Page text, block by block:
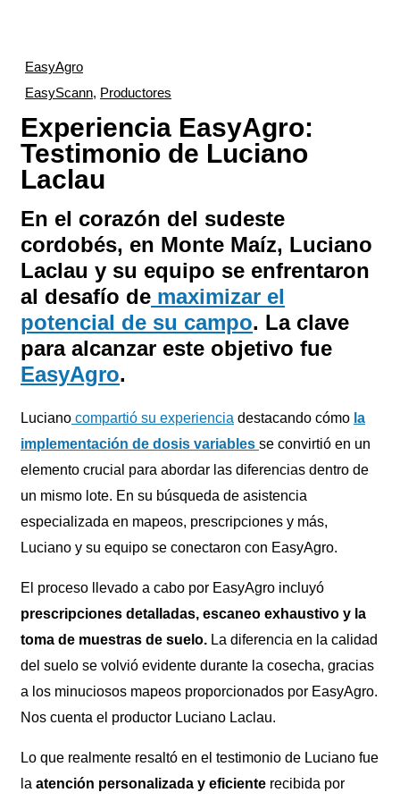
EasyAgro
EasyScann, Productores
Experiencia EasyAgro:
Testimonio de Luciano
Laclau
En el corazón del sudeste
cordobés, en Monte Maíz, Luciano
Laclau y su equipo se enfrentaron
al desafío de maximizar el
potencial de su campo. La clave
para alcanzar este objetivo fue
EasyAgro.
Luciano compartió su experiencia destacando cómo la
implementación de dosis variables se convirtió en un
elemento crucial para abordar las diferencias dentro de
un mismo lote. En su búsqueda de asistencia
especializada en mapeos, prescripciones y más,
Luciano y su equipo se conectaron con EasyAgro.
El proceso llevado a cabo por EasyAgro incluyó
prescripciones detalladas, escaneo exhaustivo y la
toma de muestras de suelo. La diferencia en la calidad
del suelo se volvió evidente durante la cosecha, gracias
a los minuciosos mapeos proporcionados por EasyAgro.
Nos cuenta el productor Luciano Laclau.
Lo que realmente resaltó en el testimonio de Luciano fue
la atención personalizada y eficiente recibida por